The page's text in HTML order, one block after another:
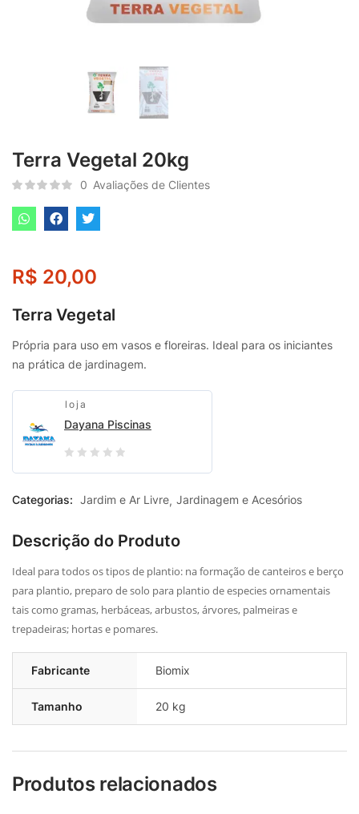
Terra Vegetal 20kg
0 Avaliações de Clientes
R$ 20,00
Terra Vegetal
Própria para uso em vasos e floreiras. Ideal para os iniciantes
na prática de jardinagem.
loja
Dayana Piscinas
0
of
Categorias: Jardim e Ar Livre Jardinagem e Acesórios
Descrição do Produto
Ideal para todos os tipos de plantio: na formação de canteiros e berço
para plantio, preparo de solo para plantio de especies ornamentais
tais como gramas, herbáceas, arbustos, árvores, palmeiras e
trepadeiras; hortas e pomares.
Fabricante Biomix
Tamanho 20 kg
Produtos relacionados